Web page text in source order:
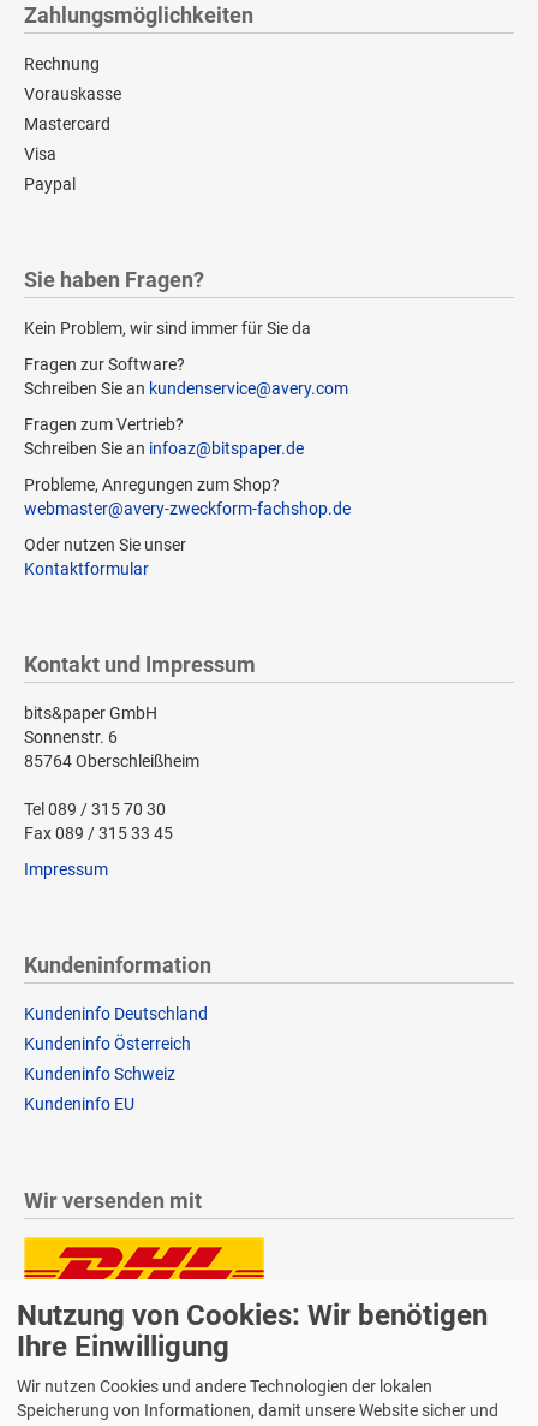
Zahlungsmöglichkeiten
Rechnung
Vorauskasse
Mastercard
Visa
Paypal
Sie haben Fragen?
Kein Problem, wir sind immer für Sie da
Fragen zur Software?
Schreiben Sie an kundenservice@avery.com
Fragen zum Vertrieb?
Schreiben Sie an infoaz@bitspaper.de
Probleme, Anregungen zum Shop?
webmaster@avery-zweckform-fachshop.de
Oder nutzen Sie unser
Kontaktformular
Kontakt und Impressum
bits&paper GmbH
Sonnenstr. 6
85764 Oberschleißheim
Tel 089 / 315 70 30
Fax 089 / 315 33 45
Impressum
Kundeninformation
Kundeninfo Deutschland
Kundeninfo Österreich
Kundeninfo Schweiz
Kundeninfo EU
Wir versenden mit
Lieferung auch an Packstationen und Postfilialen
Samstagszustellung
Nutzung von Cookies: Wir benötigen
Ihre Einwilligung
Wir nutzen Cookies und andere Technologien der lokalen
Speicherung von Informationen, damit unsere Website sicher und